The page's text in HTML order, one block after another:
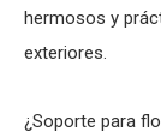
hermosos y
exteriores.
¿Soporte para